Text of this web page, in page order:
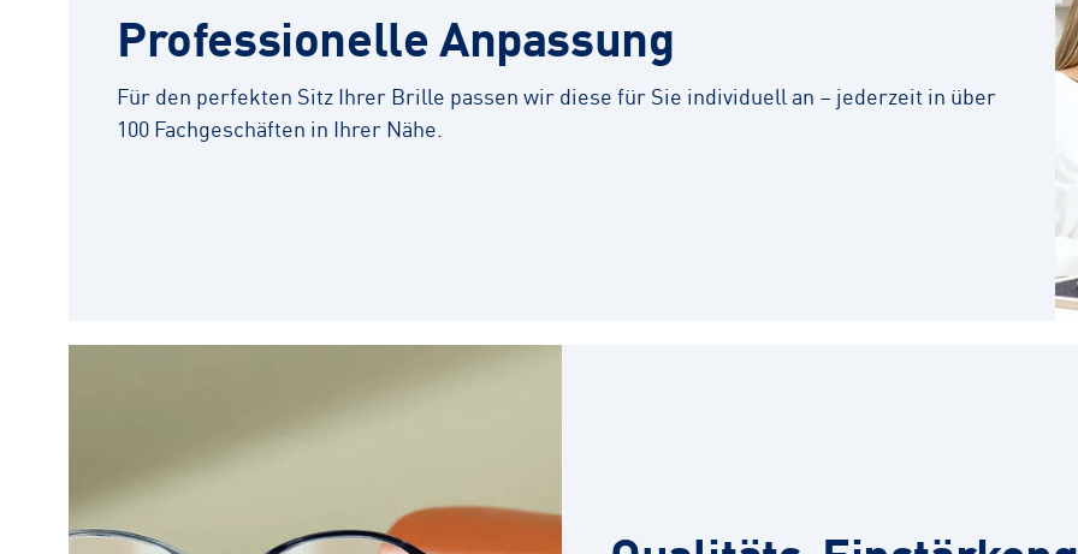
Professionelle Anpassung
Für den perfekten Sitz Ihrer Brille passen wir diese für Sie individuell an – jederzeit in über
100 Fachgeschäften in Ihrer Nähe.